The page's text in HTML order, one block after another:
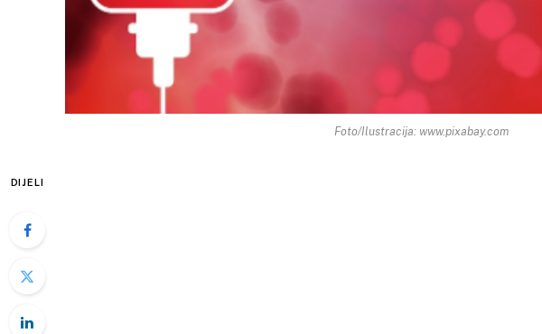
Foto/Ilustracija: www.pixabay.com
DIJELI